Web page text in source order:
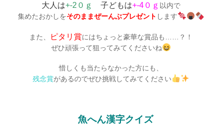
大人は+-2０ｇ 子どもは+-4０ｇ 以内で
集めたおかしをそのままぜーんぶプレゼント します
また、 ピタリ賞にはちょっと豪華な賞品も……？！
ぜひ頑張って狙ってみてくださいね
惜しくも当たらなかった方にも、
残念賞があるのでぜひ挑戦してみてください
魚へん漢字クイズ